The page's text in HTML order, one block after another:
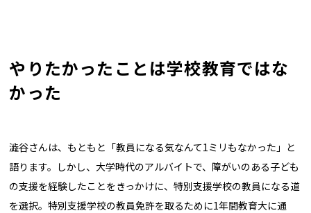
やりたかったことは学校教育ではな
かった
澁谷さんは、もともと「教員になる気なんて1ミリもなかった」と
語ります。しかし、大学時代のアルバイトで、障がいのある子ども
の支援を経験したことをきっかけに、特別支援学校の教員になる道
を選択。特別支援学校の教員免許を取るために1年間教育大に通